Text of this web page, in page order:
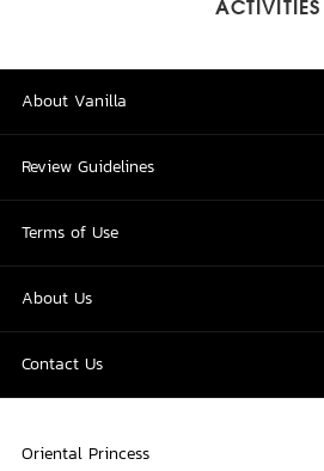
ACTIVITIES
About Vanilla
Review Guidelines
Terms of Use
About Us
Contact Us
Oriental Princess